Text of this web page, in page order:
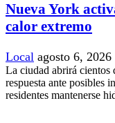
Nueva York
calor extremo
Local agosto 6, 2026
La ciudad abrirá cientos
respuesta ante posibles
residentes mantenerse